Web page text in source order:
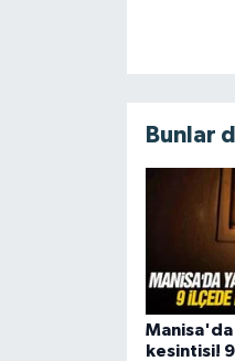
Bunlar
kesintisi!